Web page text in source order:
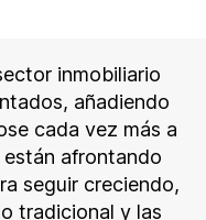
inmobiliario
añadiendo
cada vez más a
están afrontando
seguir creciendo,
tradicional y las